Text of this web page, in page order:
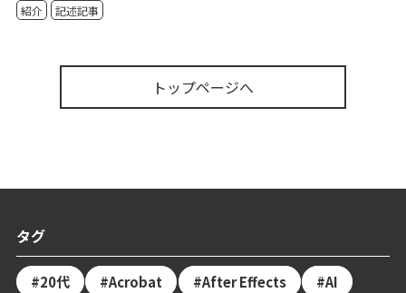
紹介 記述記事
トップページへ
タグ
20代 Acrobat After Effects AI